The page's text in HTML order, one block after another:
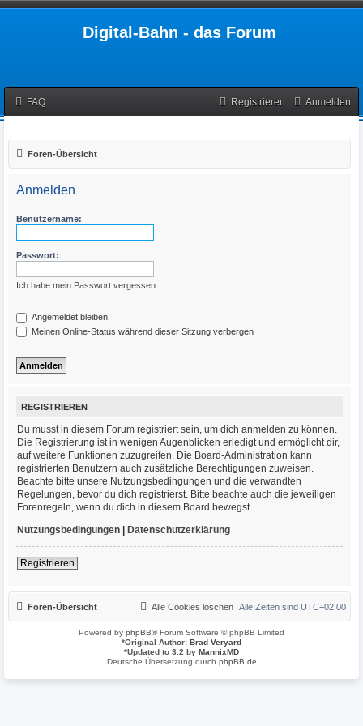
Digital-Bahn - das Forum
FAQ Anmelden
Registrieren
Foren-Übersicht
Anmelden
Benutzername:
Passwort:
Ich habe mein Passwort vergessen
Angemeldet bleiben
Meinen Online-Status während dieser Sitzung verbergen
REGISTRIEREN
Du musst in diesem Forum registriert sein, um dich anmelden zu können.
Die Registrierung ist in wenigen Augenblicken erledigt und ermöglicht dir,
auf weitere Funktionen zuzugreifen. Die Board-Administration kann
registrierten Benutzern auch zusätzliche Berechtigungen zuweisen.
Beachte bitte unsere Nutzungsbedingungen und die verwandten
Regelungen, bevor du dich registrierst. Bitte beachte auch die jeweiligen
Forenregeln, wenn du dich in diesem Board bewegst.
Nutzungsbedingungen | Datenschutzerklärung
Registrieren
Foren-Übersicht Alle Zeiten sind UTC+02:00
Alle Cookies löschen
Powered by phpBB® Forum Software © phpBB Limited
*Original Author: Brad Veryard
*Updated to 3.2 by MannixMD
Deutsche Übersetzung durch phpBB.de